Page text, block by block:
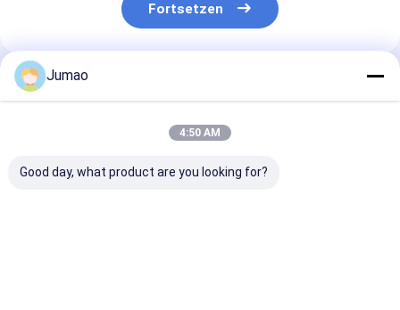
Fortsetzen
Empfohlene Produkte
Jumao
4:50 AM
Good day, what product are you looking for?